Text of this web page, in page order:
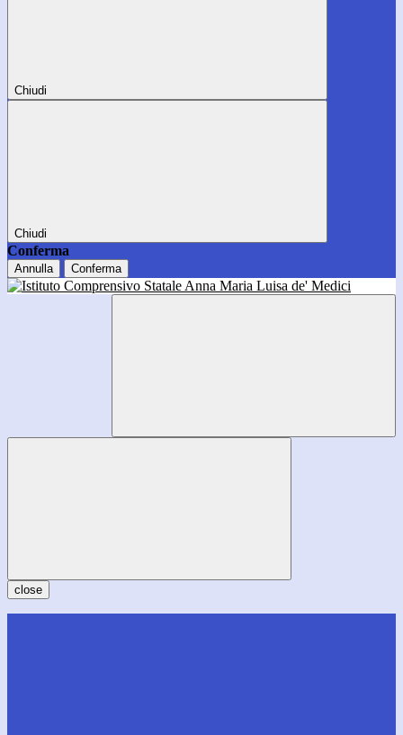
Chiudi
Chiudi
Conferma
Annulla Conferma
close